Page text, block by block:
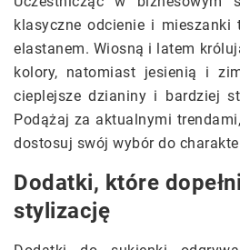
klasyczne odcienie i mieszanki
elastanem. Wiosną i latem
kolory, natomiast jesienią i
cieplejsze dzianiny i bardziej
Podążaj za aktualnymi
dostosuj swój wybór do
Dodatki, które
stylizację